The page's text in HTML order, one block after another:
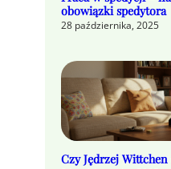
obowiązki spedytora
28 października, 2025
Czy Jędrzej